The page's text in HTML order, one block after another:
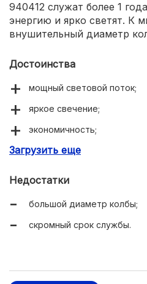
940412 служат более 1
энергию и ярко светят. К
внушительный диаметр
Достоинства
мощный световой поток;
яркое свечение;
экономичность;
доступная цена.
Загрузить еще
Недостатки
большой диаметр колбы;
скромный срок службы.